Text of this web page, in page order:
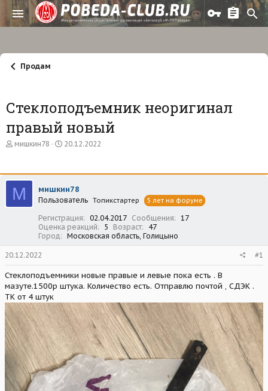
Продам
Стеклоподъемник неоригинал
правый новый
А
о
р
т
е
мишкин78
Д
а
а
ч
л
а
20.12.2022
М мишкин78
Пользователь Топикстартер 5 лет на форуме
Регистрация 02.04.2017 Сообщения
17
Оценка реакций
5 Возраст
47
Город
Московская область, Голицыно
20.12.2022 #1
Стеклоподъемники новые правые и левые пока есть . В
мазуте.1500р штука. Количество есть. Отправлю почтой , СДЭК .
ТК от 4 штук